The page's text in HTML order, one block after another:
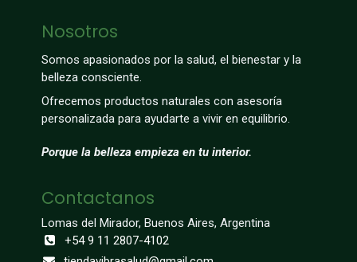
Nosotros
Somos apasionados por la salud, el bienestar y la
belleza consciente.
Ofrecemos productos naturales con asesoría
personalizada para ayudarte a vivir en equilibrio.
Porque la belleza empieza en tu interior.
Contactanos
Lomas del Mirador, Buenos Aires, Argentina
+54 9 11 2807-4102